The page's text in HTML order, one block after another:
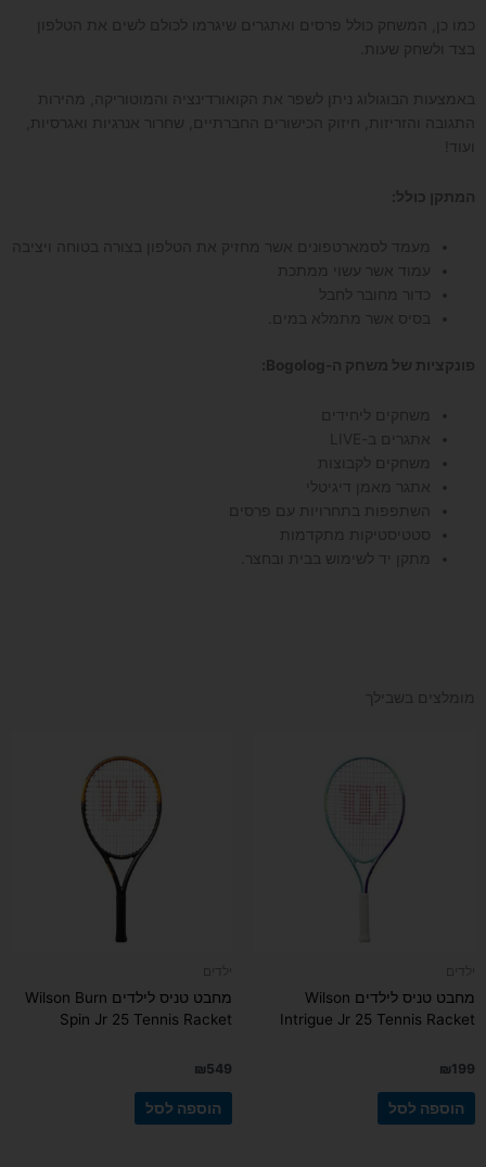
כמו כן, המשחק כולל פרסים ואתגרים שיגרמו לכולם לשים את הטלפון
בצד ולשחק שעות.
באמצעות הבוגולוג ניתן לשפר את הקואורדינציה והמוטוריקה, מהירות
התגובה והזריזות, חיזוק הכישורים החברתיים, שחרור אנרגיות ואגרסיות,
ועוד!
המתקן כולל:
מעמד לסמארטפונים אשר מחזיק את הטלפון בצורה בטוחה ויציבה
עמוד אשר עשוי ממתכת
כדור מחובר לחבל
בסיס אשר מתמלא במים.
פונקציות של משחק ה-Bogolog:
משחקים ליחידים
אתגרים ב-LIVE
משחקים לקבוצות
אתגר מאמן דיגיטלי
השתפפות בתחרויות עם פרסים
סטטיסטיקות מתקדמות
מתקן יד לשימוש בבית ובחצר.
מומלצים בשבילך
מחבט טניס לילדים Wilson
Intrigue Jr 25 Tennis Racket
₪199
הוספה לסל
מחבט טניס לילדים Wilson Burn
Spin Jr 25 Tennis Racket
₪549
הוספה לסל